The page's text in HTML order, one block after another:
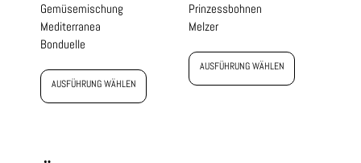
Gemüsemischung
Mediterranea
Bonduelle
AUSFÜHRUNG WÄHLEN
Prinzessbohnen
Melzer
AUSFÜHRUNG WÄHLEN